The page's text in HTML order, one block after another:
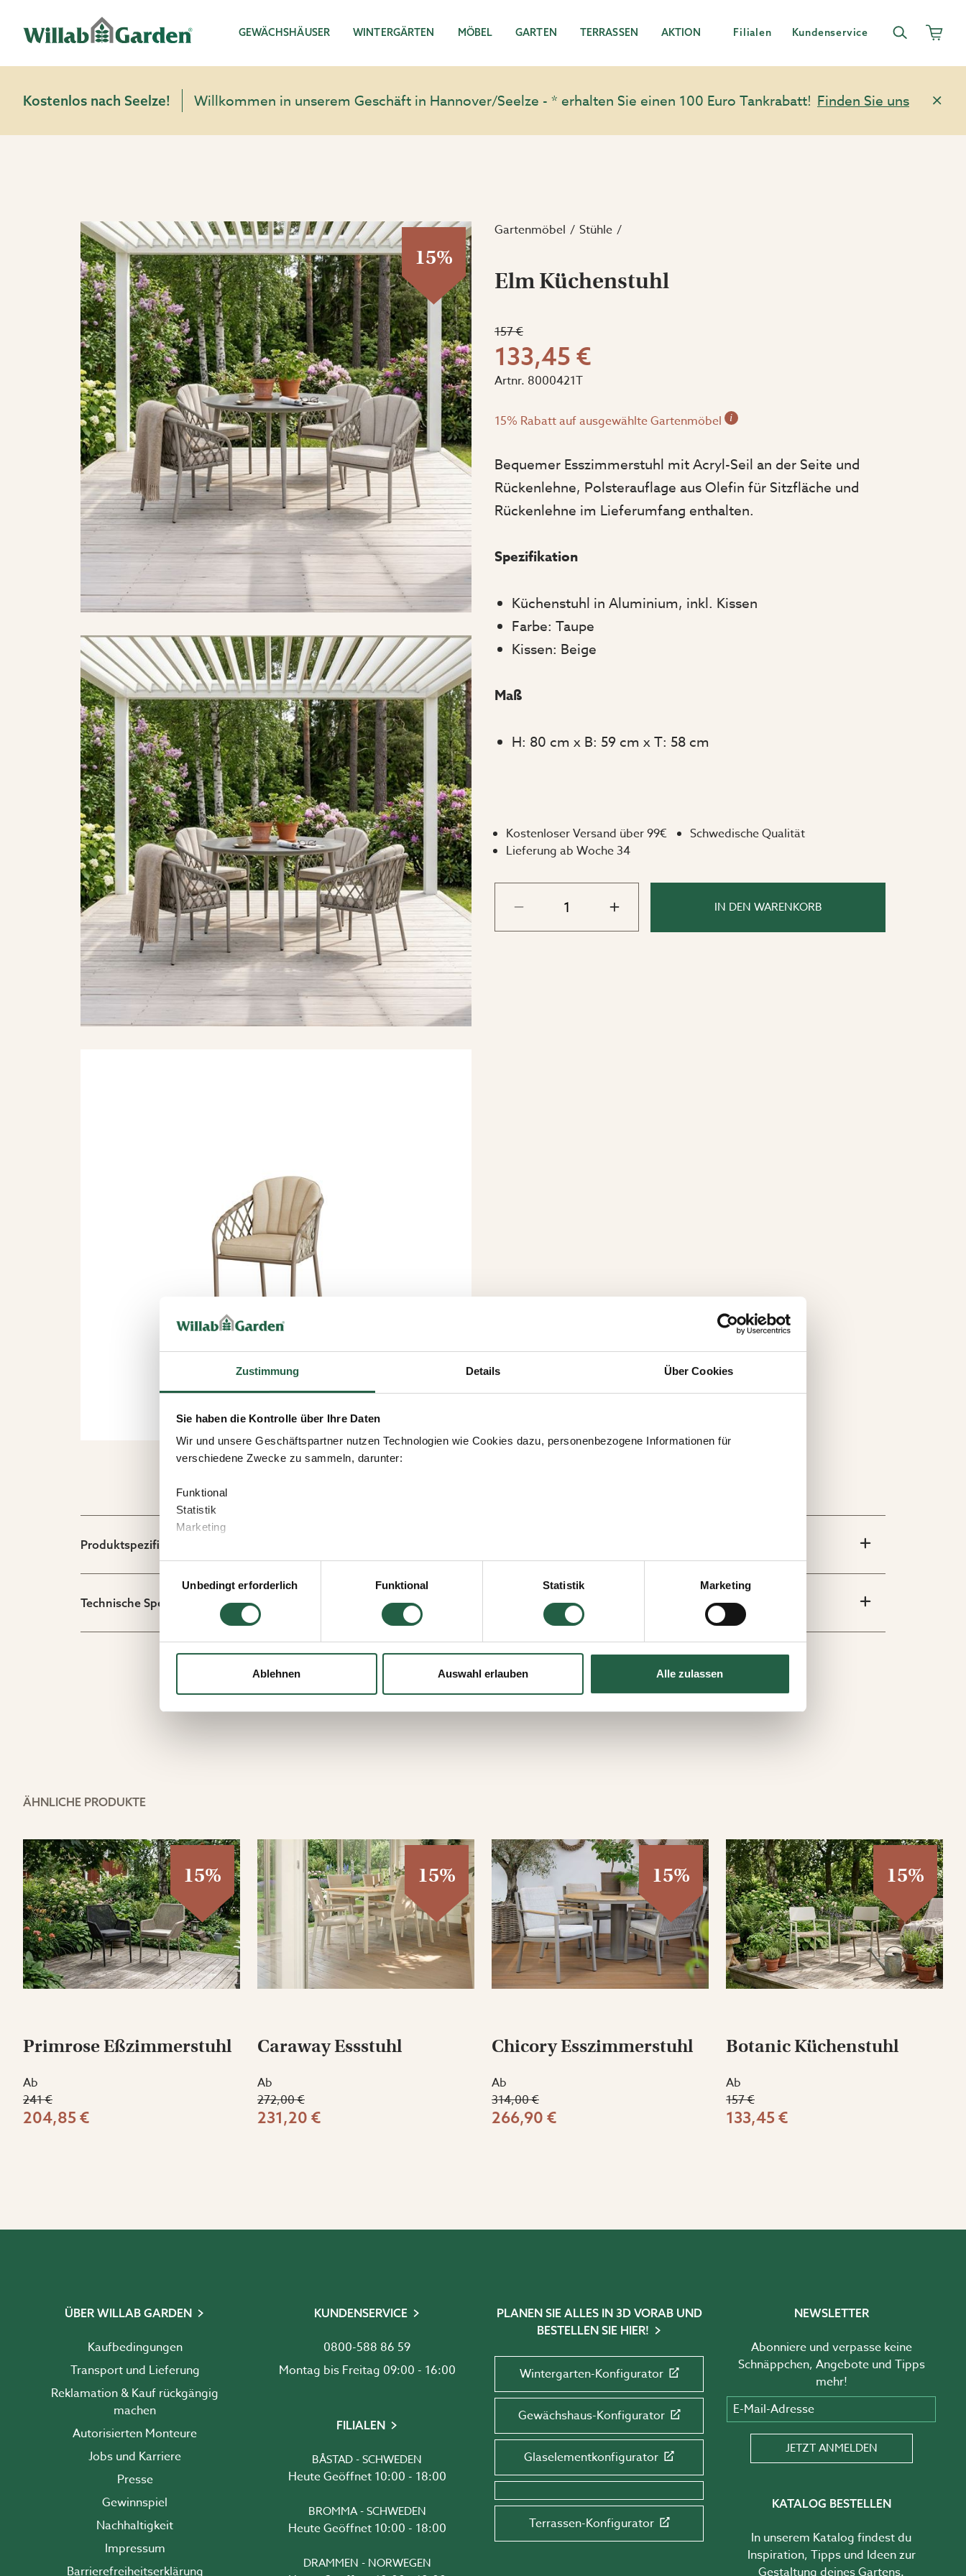
Zustimmung Details Über Cookies
Sie haben die Kontrolle über Ihre Daten
Wir und unsere Geschäftspartner nutzen Technologien wie Cookies dazu, personenbezogene Informationen für
verschiedene Zwecke zu sammeln, darunter:
Funktional
Statistik
Marketing
Wenn Sie auf „Akzeptieren“ klicken, erteilen Sie Ihre Einwilligung für alle diese Zwecke. Sie können auch entscheiden,
welchen Zwecken Sie zustimmen, indem Sie das Kästchen neben dem Zweck anklicken und auf „Einstellungen
Unbedingt erforderlich
Funktional Statistik Marketing
Ablehnen Auswahl erlauben Alle zulassen
GEWÄCHSHÄUSER WINTERGÄRTEN MÖBEL GARTEN TERRASSEN AKTION Filialen Kundenservice
Kostenlos nach Seelze! Willkommen in unserem Geschäft in Hannover/Seelze - * erhalten Sie einen 100 Euro Tankrabatt! Finden Sie uns
15%
Gartenmöbel Stühle
Elm Küchenstuhl
157 €
133,45 €
Artnr. 8000421T
15% Rabatt auf ausgewählte Gartenmöbel i
Bequemer Esszimmerstuhl mit Acryl-Seil an der Seite und
Rückenlehne, Polsterauflage aus Olefin für Sitzfläche und
Rückenlehne im Lieferumfang enthalten.
Spezifikation
Küchenstuhl in Aluminium, inkl. Kissen
Farbe: Taupe
Kissen: Beige
Maß
H: 80 cm x B: 59 cm x T: 58 cm
Kostenloser Versand über 99€
Schwedische Qualität
Lieferung ab Woche 34
IN DEN WARENKORB
Produktspezifikation
Technische Spezifikation
ÄHNLICHE PRODUKTE
15%
Primrose Eßzimmerstuhl
Ab
241 €
204,85 €
15%
Caraway Essstuhl
Ab
272,00 €
231,20 €
15%
Chicory Esszimmerstuhl
Ab
314,00 €
266,90 €
15%
Botanic Küchenstuhl
Ab
157 €
133,45 €
ÜBER WILLAB GARDEN
Kaufbedingungen
Transport und Lieferung
Reklamation & Kauf rückgängig
machen
Autorisierten Monteure
Jobs und Karriere
Presse
Gewinnspiel
Nachhaltigkeit
Impressum
Barrierefreiheits­erklärung
KUNDENSERVICE
0800-588 86 59
Montag bis Freitag 09:00 - 16:00
FILIALEN
BÅSTAD - SCHWEDEN
Heute Geöffnet 10:00 - 18:00
BROMMA - SCHWEDEN
Heute Geöffnet 10:00 - 18:00
DRAMMEN - NORWEGEN
PLANEN SIE ALLES IN 3D VORAB UND
BESTELLEN SIE HIER!
Wintergarten-Konfigurator
Gewächshaus-Konfigurator
Glaselementkonfigurator
Terrassen-Konfigurator
NEWSLETTER
Abonniere und verpasse keine
Schnäppchen, Angebote und Tipps
mehr!
E-Mail-Adresse
JETZT ANMELDEN
KATALOG BESTELLEN
In unserem Katalog findest du
Inspiration, Tipps und Ideen zur
Gestaltung deines Gartens.